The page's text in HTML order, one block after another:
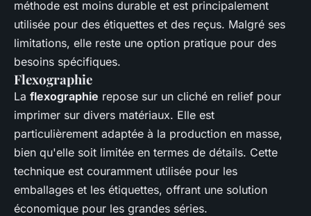
méthode est moins durable et est principalement
utilisée pour des étiquettes et des reçus. Malgré ses
limitations, elle reste une option pratique pour des
besoins spécifiques.
Flexographie
La flexographie repose sur un cliché en relief pour
imprimer sur divers matériaux. Elle est
particulièrement adaptée à la production en masse,
bien qu'elle soit limitée en termes de détails. Cette
technique est couramment utilisée pour les
emballages et les étiquettes, offrant une solution
économique pour les grandes séries.